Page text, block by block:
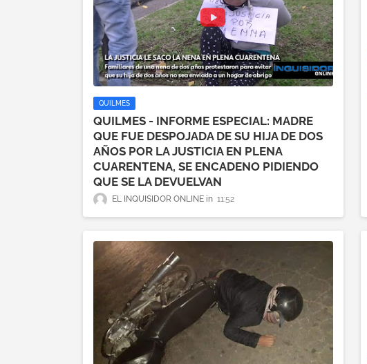
QUILMES
QUILMES - INFORME ESPECIAL: MADRE
QUE FUE DESPOJADA DE SU HIJA DE DOS
AÑOS POR LA JUSTICIA EN PLENA
CUARENTENA, SE ENCADENO PIDIENDO
QUE SE LA DEVUELVAN
EL INQUISIDOR ONLINE 11:52